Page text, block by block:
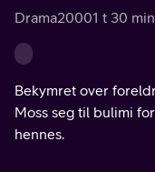
Drama20001 t 30 min
Bekymret over
Moss seg til bulimi
hennes.